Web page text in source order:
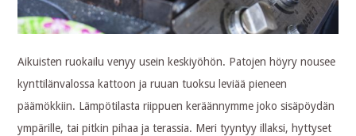
Aikuisten ruokailu venyy usein keskiyöhön. Patojen höyry nousee
kynttilänvalossa kattoon ja ruuan tuoksu leviää pieneen
päämökkiin. Lämpötilasta riippuen keräännymme joko sisäpöydän
ympärille, tai pitkin pihaa ja terassia. Meri tyyntyy illaksi, hyttyset